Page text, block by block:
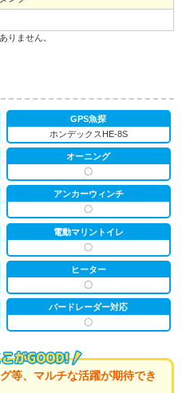
りません。
GPS魚探
ホンデックスHE-8S
オーニング
〇
アンカーウィンチ
〇
電動マリントイレ
〇
ヒーター
〇
バードレーダー対応
〇
等、マルチな活躍が期待でき